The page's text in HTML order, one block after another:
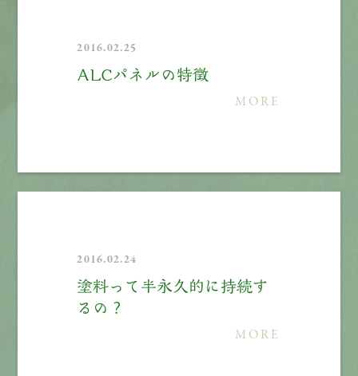
2016.02.25
ＡＬＣパネルの特徴
MORE
2016.02.24
塗料って半永久的に持続す
るの？
MORE